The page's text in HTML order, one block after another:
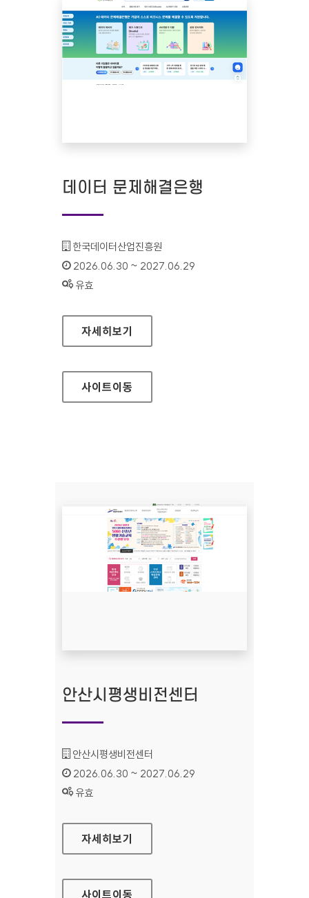
데이터 문제해결은행
기관명 :
한국데이터산업진흥원
인증기간 :
2026.06.30 ~ 2027.06.29
상태 :
유효
데이터 문제해결은행
자세히보기
사이트이동
안산시평생비전센터
기관명 :
안산시평생비전센터
인증기간 :
2026.06.30 ~ 2027.06.29
상태 :
유효
안산시평생비전센터
자세히보기
사이트이동